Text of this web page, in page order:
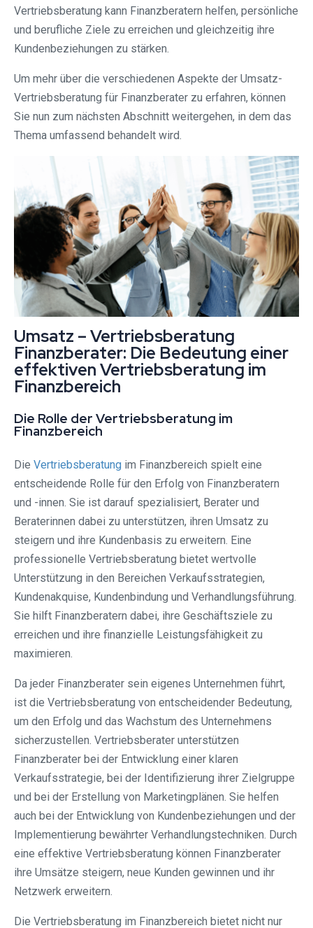
Vertriebsberatung kann Finanzberatern helfen, persönliche
und berufliche Ziele zu erreichen und gleichzeitig ihre
Kundenbeziehungen zu stärken.
Um mehr über die verschiedenen Aspekte der Umsatz-
Vertriebsberatung für Finanzberater zu erfahren, können
Sie nun zum nächsten Abschnitt weitergehen, in dem das
Thema umfassend behandelt wird.
Umsatz – Vertriebsberatung
Finanzberater: Die Bedeutung einer
effektiven Vertriebsberatung im
Finanzbereich
Die Rolle der Vertriebsberatung im
Finanzbereich
Die Vertriebsberatung im Finanzbereich spielt eine
entscheidende Rolle für den Erfolg von Finanzberatern
und -innen. Sie ist darauf spezialisiert, Berater und
Beraterinnen dabei zu unterstützen, ihren Umsatz zu
steigern und ihre Kundenbasis zu erweitern. Eine
professionelle Vertriebsberatung bietet wertvolle
Unterstützung in den Bereichen Verkaufsstrategien,
Kundenakquise, Kundenbindung und Verhandlungsführung.
Sie hilft Finanzberatern dabei, ihre Geschäftsziele zu
erreichen und ihre finanzielle Leistungsfähigkeit zu
maximieren.
Da jeder Finanzberater sein eigenes Unternehmen führt,
ist die Vertriebsberatung von entscheidender Bedeutung,
um den Erfolg und das Wachstum des Unternehmens
sicherzustellen. Vertriebsberater unterstützen
Finanzberater bei der Entwicklung einer klaren
Verkaufsstrategie, bei der Identifizierung ihrer Zielgruppe
und bei der Erstellung von Marketingplänen. Sie helfen
auch bei der Entwicklung von Kundenbeziehungen und der
Implementierung bewährter Verhandlungstechniken. Durch
eine effektive Vertriebsberatung können Finanzberater
ihre Umsätze steigern, neue Kunden gewinnen und ihr
Netzwerk erweitern.
Die Vertriebsberatung im Finanzbereich bietet nicht nur